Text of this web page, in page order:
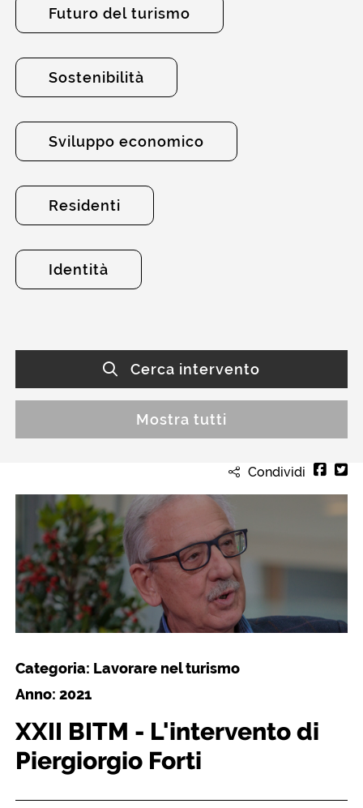
Futuro del turismo
Sostenibilità
Sviluppo economico
Residenti
Identità
Cerca intervento
Mostra tutti
Condividi
Categoria: Lavorare nel turismo
Anno: 2021
XXII BITM - L'intervento di
Piergiorgio Forti